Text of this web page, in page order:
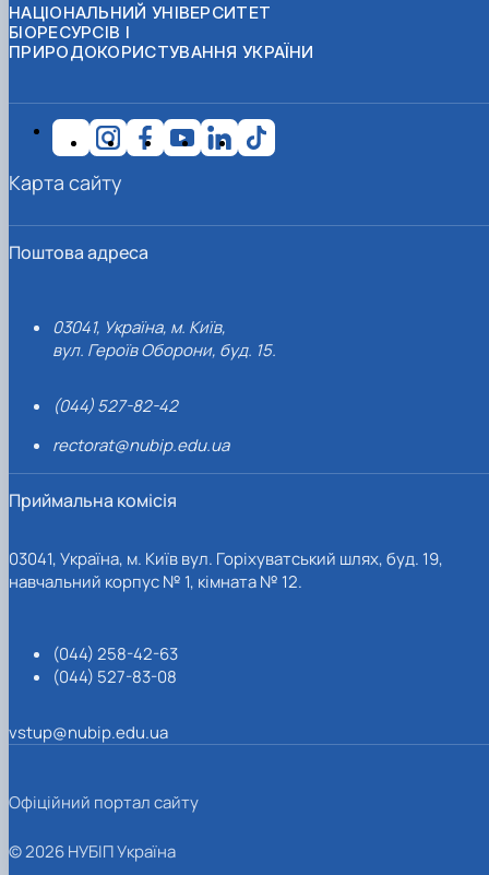
НАЦІОНАЛЬНИЙ УНІВЕРСИТЕТ
БІОРЕСУРСІВ І
ПРИРОДОКОРИСТУВАННЯ УКРАЇНИ
Поштова адреса
03041, Україна, м. Київ,
вул. Героїв Оборони, буд. 15.
(044) 527-82-42
rectorat@nubip.edu.ua
Приймальна комісія
03041, Україна, м. Київ вул. Горіхуватський шлях, буд. 19,
навчальний корпус № 1, кімната № 12.
(044) 258-42-63
(044) 527-83-08
vstup@nubip.edu.ua
Карта сайту
Офіційний портал сайту
© 2026 НУБІП Україна